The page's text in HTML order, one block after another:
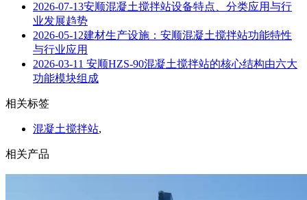
2026-07-13安顺混凝土搅拌站设备特点、分类应用与行
业发展趋势
2026-05-12建材生产设施：安顺混凝土搅拌站功能特性
与行业应用
2026-03-11 安顺HZS-90混凝土搅拌站的核心结构由六大
功能模块组成
相关标签
混凝土搅拌站,
相关产品